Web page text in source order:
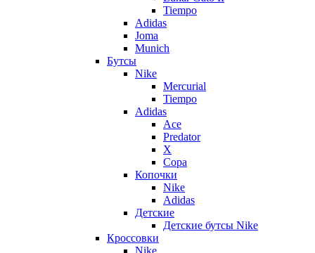
Tiempo
Adidas
Joma
Munich
Бутсы
Nike
Mercurial
Tiempo
Adidas
Ace
Predator
X
Copa
Копочки
Nike
Adidas
Детские
Детские бутсы Nike
Кроссовки